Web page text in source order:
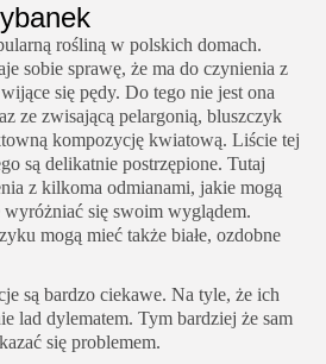
rośliną w polskich domach.
sobie sprawę, że ma do czynienia z
się pędy. Do tego nie jest ona
ze zwisającą pelargonią, bluszczyk
kompozycję kwiatową. Liście tej
są delikatnie postrzępione. Tutaj
z kilkoma odmianami, jakie mogą
wyróżniać się swoim wyglądem.
mogą mieć także białe, ozdobne
są bardzo ciekawe. Na tyle, że ich
lad dylematem. Tym bardziej że sam
się problemem.